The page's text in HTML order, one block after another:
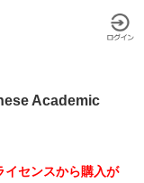
Academic
イセンスから購入が